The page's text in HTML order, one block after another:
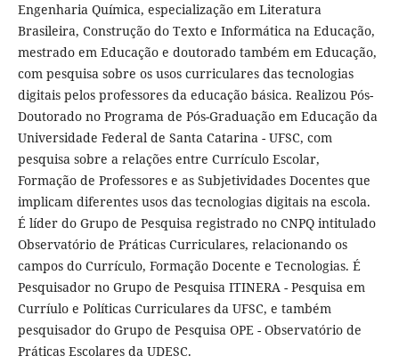
Engenharia Química, especialização em Literatura
Brasileira, Construção do Texto e Informática na Educação,
mestrado em Educação e doutorado também em Educação,
com pesquisa sobre os usos curriculares das tecnologias
digitais pelos professores da educação básica. Realizou Pós-
Doutorado no Programa de Pós-Graduação em Educação da
Universidade Federal de Santa Catarina - UFSC, com
pesquisa sobre a relações entre Currículo Escolar,
Formação de Professores e as Subjetividades Docentes que
implicam diferentes usos das tecnologias digitais na escola.
É líder do Grupo de Pesquisa registrado no CNPQ intitulado
Observatório de Práticas Curriculares, relacionando os
campos do Currículo, Formação Docente e Tecnologias. É
Pesquisador no Grupo de Pesquisa ITINERA - Pesquisa em
Curríulo e Políticas Curriculares da UFSC, e também
pesquisador do Grupo de Pesquisa OPE - Observatório de
Práticas Escolares da UDESC.